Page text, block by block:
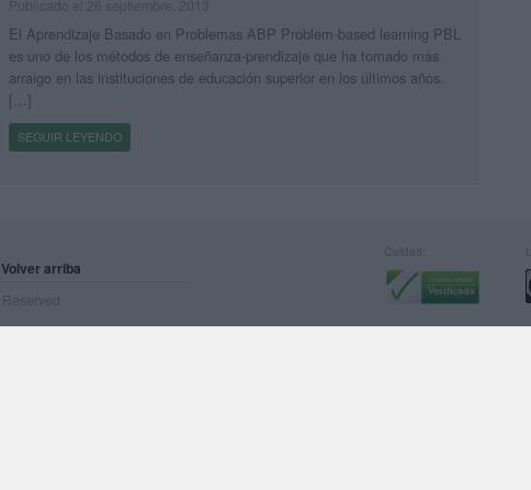
El Aprendizaje Basado en Problemas ABP Problem-based learning PBL
es uno de los métodos de enseñanza-prendizaje que ha tomado más
arraigo en las instituciones de educación superior en los últimos años.
[…]
SEGUIR LEYENDO
Volver arriba